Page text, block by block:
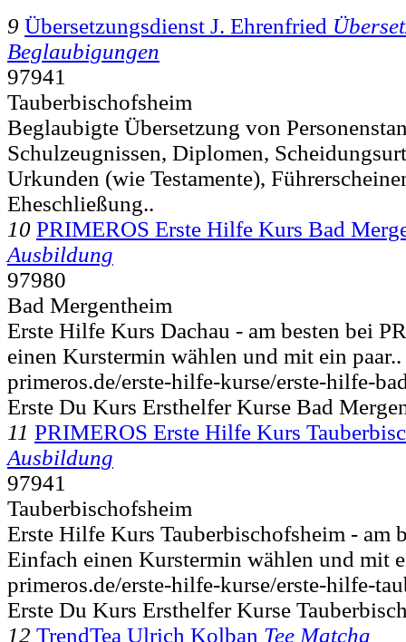
9 Übersetzungsdienst J. Ehrenfried
Beglaubigungen
97941
Tauberbischofsheim
Beglaubigte Übersetzung von
Schulzeugnissen, Diplomen,
Urkunden (wie Testamente),
Eheschließung..
10 PRIMEROS Erste Hilfe Kurs Bad
Ausbildung
97980
Bad Mergentheim
Erste Hilfe Kurs Dachau - am besten bei
einen Kurstermin wählen und mit ein paar..
primeros.de/erste-hilfe-kurse/erste-hilfe-
Erste Du Kurs Ersthelfer Kurse Bad
11 PRIMEROS Erste Hilfe Kurs
Ausbildung
97941
Tauberbischofsheim
Erste Hilfe Kurs Tauberbischofsheim - am
Einfach einen Kurstermin wählen und mit
primeros.de/erste-hilfe-kurse/erste-hilfe-
Erste Du Kurs Ersthelfer Kurse
12 TrendTea Ulrich Kolban Tee Matcha